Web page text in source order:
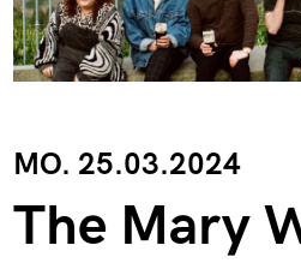
MO. 25.03.2024
The Mary